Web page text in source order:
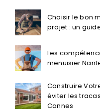
Choisir le bon
projet : un
Les
menuisier
Construire
éviter les
Cannes